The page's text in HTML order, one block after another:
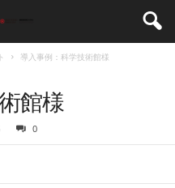
導入事例：科学技術館様
館様
0